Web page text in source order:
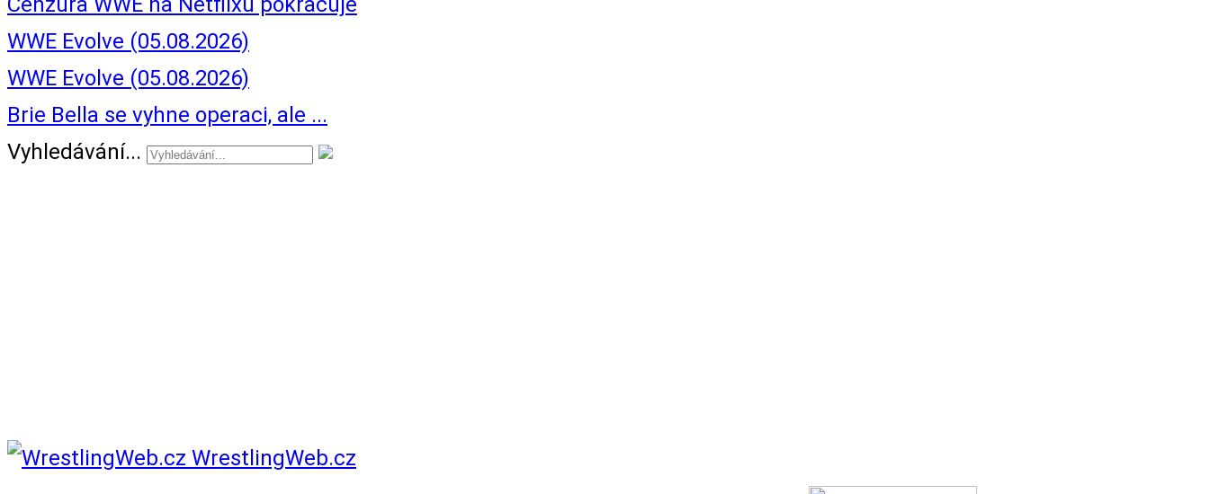
WWE Evolve (05.08.2026)
WWE Evolve (05.08.2026)
Brie Bella se vyhne operaci, ale ...
Vyhledávání...
WrestlingWeb.cz